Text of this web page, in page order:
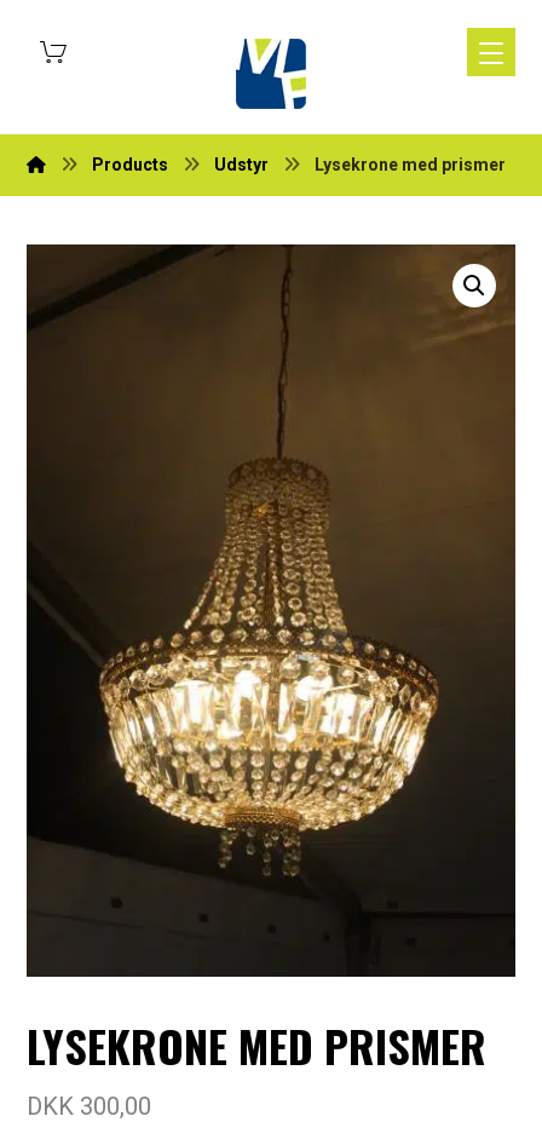
Products Udstyr Lysekrone med prismer
LYSEKRONE MED PRISMER
DKK 300,00